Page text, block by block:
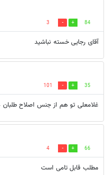
84
3
آقای رجایی خسته نباشید
35
101
غلامعلی تو هم از جنس اصلاح
66
4
مطلب قابل تامی است